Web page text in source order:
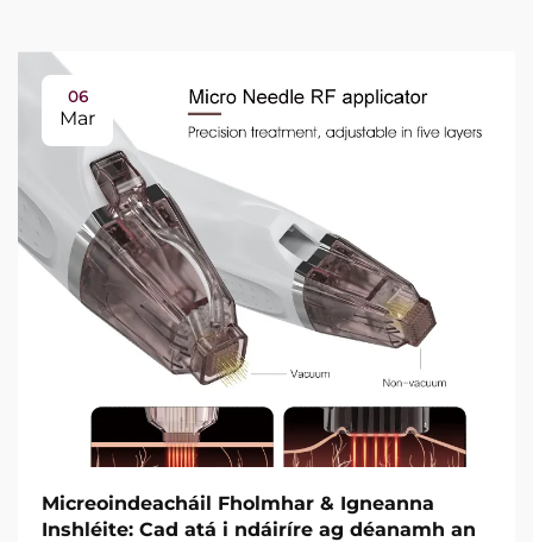
06
Mar
Micreoindeacháil Fholmhar & Igneanna
Inshléite: Cad atá i ndáiríre ag déanamh an